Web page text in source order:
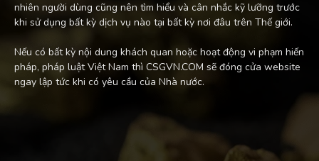
nhiên người dùng cũng nên tìm hiểu và cân nhắc kỹ lưỡng trước
khi sử dụng bất kỳ dịch vụ nào tại bất kỳ nơi đâu trên Thế giới.
Nếu có bất kỳ nội dung khách quan hoặc hoạt động vi phạm hiến
pháp, pháp luật Việt Nam thì CSGVN.COM sẽ đóng cửa website
ngay lập tức khi có yêu cầu của Nhà nước.